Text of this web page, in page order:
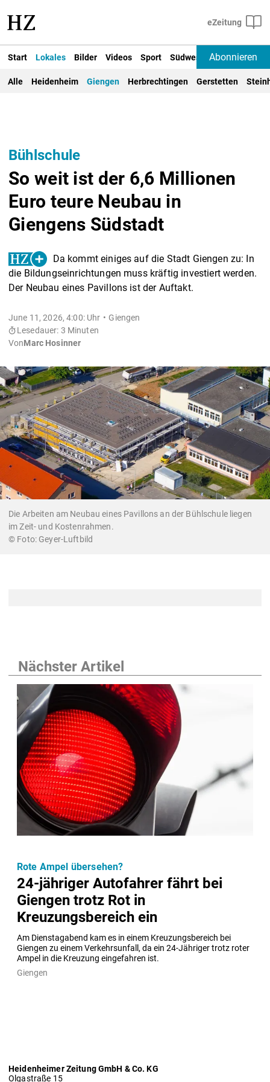
Start Lokales Bilder Videos Sport Südwest Deutschland
Abonnieren
Alle Heidenheim Giengen Herbrechtingen Gerstetten
Bühlschule
So weit ist der 6,6 Millionen
Euro teure Neubau in
Giengens Südstadt
Da kommt einiges auf die Stadt Giengen zu: In
die Bildungseinrichtungen muss kräftig investiert werden.
Der Neubau eines Pavillons ist der Auftakt.
June 11, 2026, 4:00: Uhr
Giengen
Lesedauer: 3 Minuten
VonMarc Hosinner
Die Arbeiten am Neubau eines Pavillons an der Bühlschule liegen
im Zeit- und Kostenrahmen.
Geyer-Luftbild
Nächster Artikel
24-jähriger Autofahrer fährt bei
Giengen trotz Rot in
Kreuzungsbereich ein
Am Dienstagabend kam es in einem Kreuzungsbereich bei
Giengen zu einem Verkehrsunfall, da ein 24-Jähriger trotz roter
Ampel in die Kreuzung eingefahren ist.
Rote Ampel übersehen?
Giengen
Heidenheimer Zeitung GmbH & Co. KG
Olgastraße 15